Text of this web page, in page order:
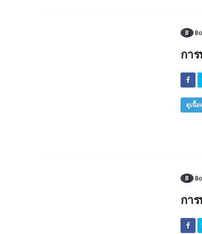
B
การ
ดูเนื้อ
B
กา